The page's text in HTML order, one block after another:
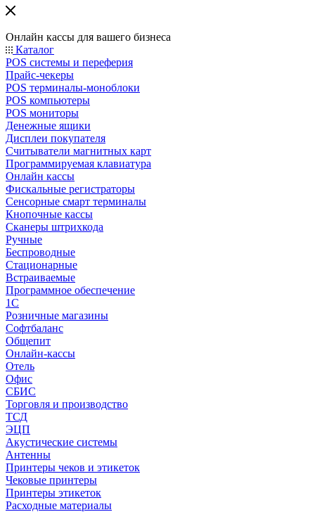
Онлайн кассы для вашего бизнеса
Каталог
POS системы и переферия
Прайс-чекеры
POS терминалы-моноблоки
POS компьютеры
POS мониторы
Денежные ящики
Дисплеи покупателя
Считыватели магнитных карт
Программируемая клавиатура
Онлайн кассы
Фискальные регистраторы
Сенсорные смарт терминалы
Кнопочные кассы
Сканеры штрихкода
Ручные
Беспроводные
Стационарные
Встраиваемые
Программное обеспечение
1С
Розничные магазины
Софтбаланс
Общепит
Онлайн-кассы
Отель
Офис
СБИС
Торговля и производство
ТСД
ЭЦП
Акустические системы
Антенны
Принтеры чеков и этикеток
Чековые принтеры
Принтеры этикеток
Расходные материалы